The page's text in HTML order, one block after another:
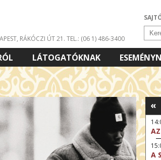
RÁKÓCZI ÚT 21. TEL.: (06 1) 486-3400
LÁTOGATÓKNAK
«
A